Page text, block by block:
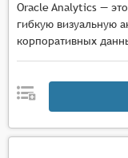
Oracle Analytics —
гибкую визуальную
корпоративных